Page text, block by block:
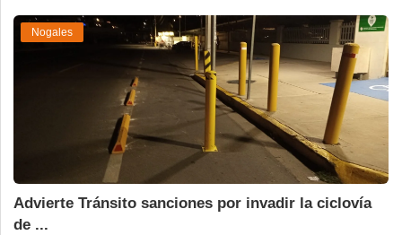
Nogales
Advierte Tránsito sanciones por invadir la ciclovía
de ...